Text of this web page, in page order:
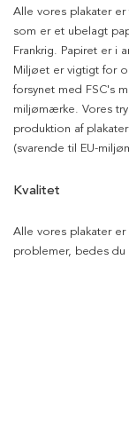
Alle vores plakater
som er et ubelagt
Frankrig. Papiret er i
Miljøet er vigtigt for
forsynet med FSC's
miljømærke. Vores
produktion af
(svarende til EU-
Kvalitet
Alle vores plakater
problemer, bedes du